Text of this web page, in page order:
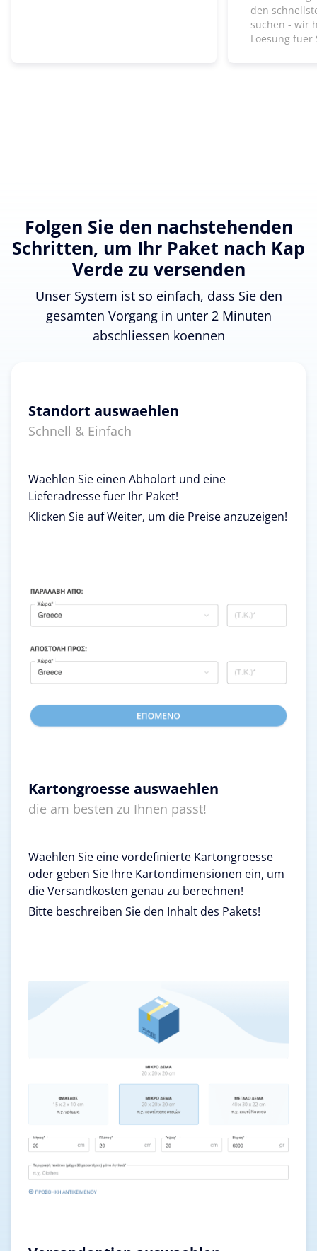
den
suchen - wir
Loesung fuer
Folgen Sie den nachstehenden
Schritten, um Ihr Paket nach Kap
Verde zu versenden
Unser System ist so einfach, dass Sie den
gesamten Vorgang in unter 2 Minuten
abschliessen koennen
Standort auswaehlen
Schnell & Einfach
Waehlen Sie einen Abholort und eine
Lieferadresse fuer Ihr Paket!
Klicken Sie auf Weiter, um die Preise anzuzeigen!
Kartongroesse auswaehlen
die am besten zu Ihnen passt!
Waehlen Sie eine vordefinierte Kartongroesse
oder geben Sie Ihre Kartondimensionen ein, um
die Versandkosten genau zu berechnen!
Bitte beschreiben Sie den Inhalt des Pakets!